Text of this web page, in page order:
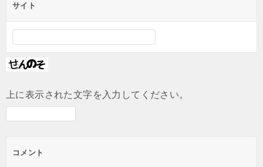
サイト
上に表示された文字を入力してください。
コメント